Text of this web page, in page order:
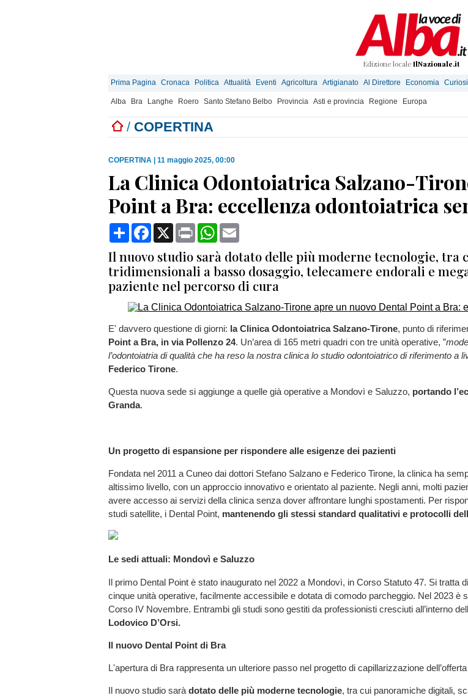
Edizione locale IlNazionale.it
Prima Pagina Cronaca Politica Attualità Eventi Agricoltura Artigianato Al Direttore Economia
Alba Bra Langhe Roero Santo Stefano Belbo Provincia Asti e provincia Regione Europa
/ COPERTINA
COPERTINA 11 maggio 2025, 00:00
La Clinica Odontoiatrica Salzano-
Point a Bra: eccellenza odontoiatrica
CondividiFacebook
X Print WhatsApp
Il nuovo studio sarà dotato delle più moderne tecnologie,
tridimensionali a basso dosaggio, telecamere endorali e
paziente nel percorso di cura
E' davvero questione di giorni: la Clinica Odontoiatrica Salzano-Tirone, punto di
Point a Bra, in via Pollenzo 24. Un’area di 165 metri quadri con tre unità operative, ”
l’odontoiatria di qualità che ha reso la nostra clinica lo studio odontoiatrico di riferimento a
Federico Tirone.
Questa nuova sede si aggiunge a quelle già operative a Mondovì e Saluzzo, portando
Granda.
Un progetto di espansione per rispondere alle esigenze dei pazienti
Fondata nel 2011 a Cuneo dai dottori Stefano Salzano e Federico Tirone, la clinica ha
altissimo livello, con un approccio innovativo e orientato al paziente. Negli anni, molti
avere accesso ai servizi della clinica senza dover affrontare lunghi spostamenti. Per
studi satellite, i Dental Point, mantenendo gli stessi standard qualitativi e protocolli
Le sedi attuali: Mondovì e Saluzzo
Il primo Dental Point è stato inaugurato nel 2022 a Mondovì, in Corso Statuto 47. Si tratta
cinque unità operative, facilmente accessibile e dotata di comodo parcheggio. Nel 2023 è
Corso IV Novembre. Entrambi gli studi sono gestiti da professionisti cresciuti all’interno
Lodovico D’Orsi.
Il nuovo Dental Point di Bra
L'apertura di Bra rappresenta un ulteriore passo nel progetto di capillarizzazione
Il nuovo studio sarà dotato delle più moderne tecnologie, tra cui panoramiche digitali,